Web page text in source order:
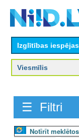
Izglītības iespējas
☰ Filtri
Notīrīt